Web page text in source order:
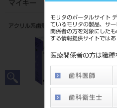
モリタのポータルサイト
ているモリタの製品、サ
関係者の方を対象にした
する情報提供サイトではあ
医療関係者の方は職種
マイキー ブルー 粉 １００ｇ
アクリル系歯冠用レジン